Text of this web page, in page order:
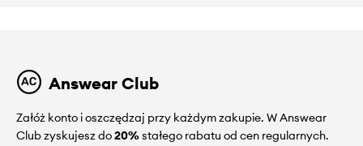
Answear Club
Załóż konto i oszczędzaj przy każdym zakupie. W Answear
Club zyskujesz do20%stałego rabatu od cen regularnych.